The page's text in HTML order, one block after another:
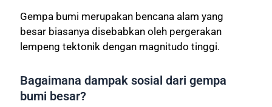
Gempa bumi merupakan bencana alam yang
besar biasanya disebabkan oleh pergerakan
lempeng tektonik dengan magnitudo tinggi.
Bagaimana dampak sosial dari gempa
bumi besar?